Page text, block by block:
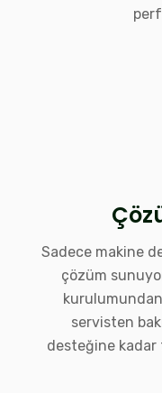
Sadece makine
çözüm
servisten
desteğine kadar